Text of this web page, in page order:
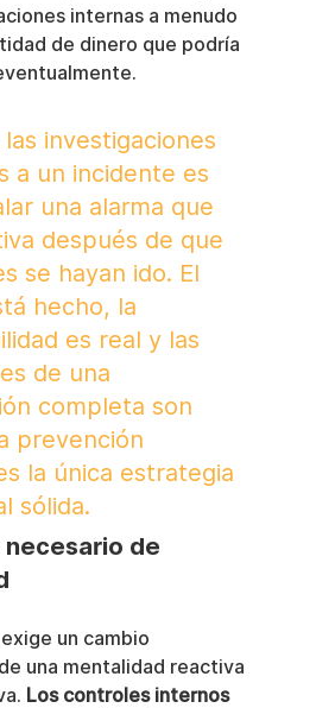
internas a menudo
de dinero que podría
investigaciones
a un incidente es
una alarma que
después de que
se hayan ido. El
hecho, la
es real y las
de una
completa son
prevención
la única estrategia
sólida.
necesario de
un cambio
una mentalidad reactiva
Los controles internos